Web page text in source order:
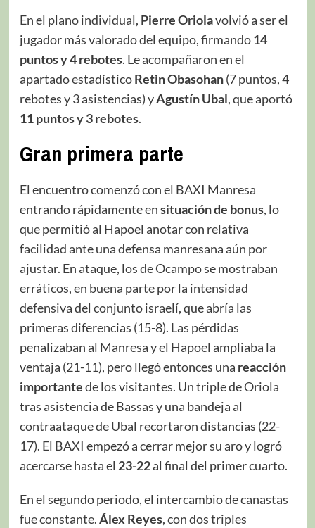
En el plano individual, Pierre Oriolavolvió a ser el
jugador más valorado del equipo, firmando14
puntos y 4 rebotes. Le acompañaron en el
apartado estadísticoRetin Obasohan(7 puntos, 4
rebotes y 3 asistencias) yAgustín Ubal, que aportó
11 puntos y 3 rebotes.
Gran primera parte
El encuentro comenzó con el BAXI Manresa
entrando rápidamente ensituación de bonus, lo
que permitió al Hapoel anotar con relativa
facilidad ante una defensa manresana aún por
ajustar. En ataque, los de Ocampo se mostraban
erráticos, en buena parte por la intensidad
defensiva del conjunto israelí, que abría las
primeras diferencias (15-8). Las pérdidas
penalizaban al Manresa y el Hapoel ampliaba la
ventaja (21-11), pero llegó entonces una reacción
importantede los visitantes. Un triple de Oriola
tras asistencia de Bassas y una bandeja al
contraataque de Ubal recortaron distancias (22-
17). El BAXI empezó a cerrar mejor su aro y logró
acercarse hasta el 23-22al final del primer cuarto.
En el segundo periodo, el intercambio de canastas
fue constante.Álex Reyes, con dos triples